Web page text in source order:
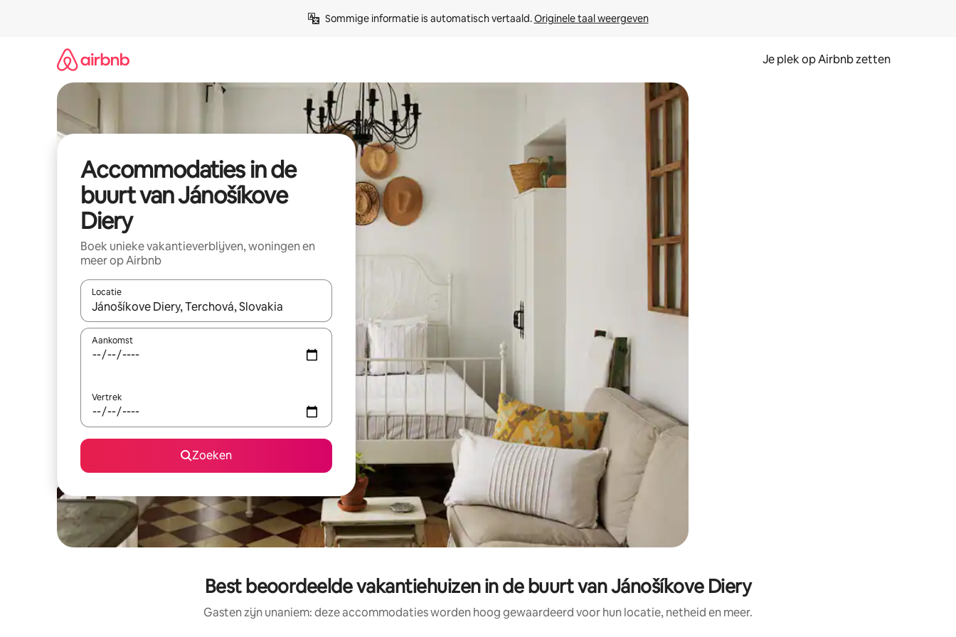
Sommige informatie is automatisch vertaald. Originele taal weergeven
Je plek op Airbnb zetten
Accommodaties in de
buurt van Jánošíkove
Diery
Boek unieke vakantieverblijven, woningen en
meer op Airbnb
Locatie
Wanneer er resultaten beschikbaar zijn, maak je een keuze met je de pijltjestoetsen omhoog en omlaag, óf door te tikken of swipen.
Aankomst
Vertrek
Zoeken
Best beoordeelde vakantiehuizen in de buurt van Jánošíkove Diery
Gasten zijn unaniem: deze accommodaties worden hoog gewaardeerd voor hun locatie, netheid en meer.